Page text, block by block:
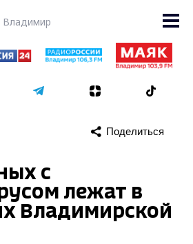
Владимир
Поделиться
с
лежат в
Владимирской